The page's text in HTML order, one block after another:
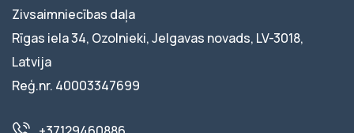
Zivsaimniecības daļa
Rīgas iela 34, Ozolnieki, Jelgavas novads, LV-3018,
Latvija
Reģ.nr. 40003347699